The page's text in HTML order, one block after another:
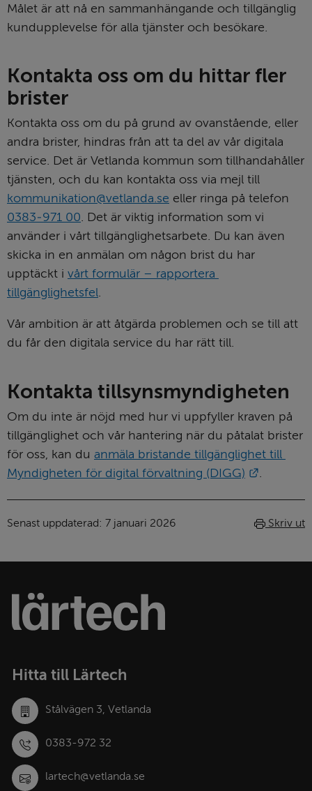
Målet är att nå en sammanhängande och tillgänglig
kundupplevelse för alla tjänster och besökare.
Kontakta oss om du hittar fler
brister
Kontakta oss om du på grund av ovanstående, eller
andra brister, hindras från att ta del av vår digitala
service. Det är Vetlanda kommun som tillhandahåller
kommunikation@vetlanda.se
0383‑971 00. Det är viktig information som vi
använder i vårt tillgänglighetsarbete. Du kan även
skicka in en anmälan om någon brist du har
upptäckt i vårt formulär – rapportera
tillgänglighetsfel.
Vår ambition är att åtgärda problemen och se till att
du får den digitala service du har rätt till.
Kontakta tillsynsmyndigheten
Om du inte är nöjd med hur vi uppfyller kraven på
tillgänglighet och vår hantering när du påtalat brister
för oss, kan du anmäla bristande tillgänglighet till
Myndigheten för digital förvaltning (DIGG)
Senast uppdaterad: 7 januari 2026 Skriv ut
Sidfot
logotyp
Hitta till Lärtech
Stålvägen 3, Vetlanda
0383‑972 32
lartech@vetlanda.se